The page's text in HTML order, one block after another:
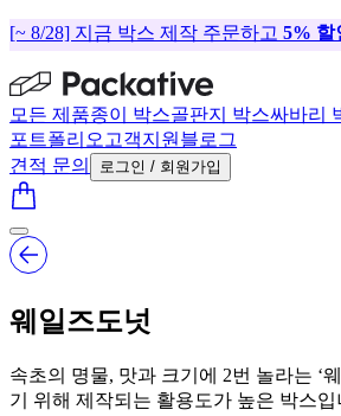
[~ 8/28] 지금 박스 제작 주문하고 5% 할
모든 제품종이 박스골판지 박스싸바리
포트폴리오 고객지원 블로그
견적 문의
로그인 / 회원가입
웨일즈도넛
속초의 명물, 맛과 크기에 2번 놀라는 ‘
기 위해 제작되는 활용도가 높은 박스